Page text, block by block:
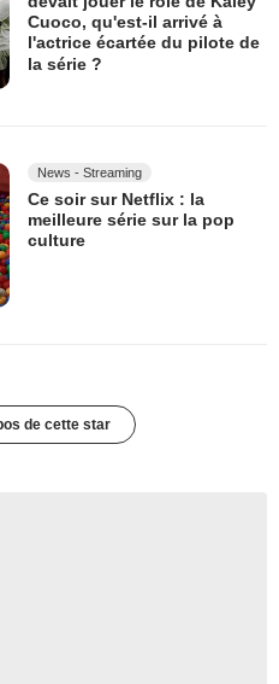
Cuoco, qu'est-il arrivé à
l'actrice écartée du pilote de
la série ?
News - Streaming
Ce soir sur Netflix : la
meilleure série sur la pop
culture
de cette star